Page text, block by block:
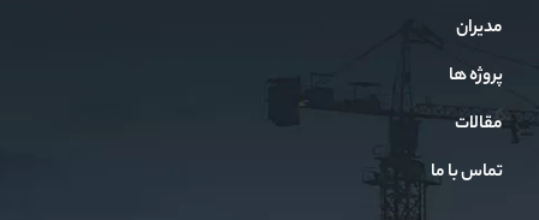
مدیران
پروژه ها
مقالات
تماس با ما